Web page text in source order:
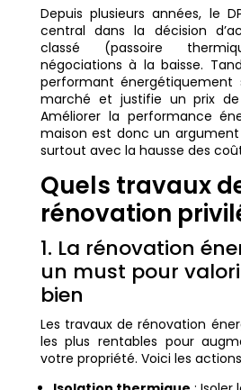
Depuis plusieurs années, le
central dans la décision
classé (passoire
négociations à la baisse.
performant énergétiquement
marché et justifie un prix
Améliorer la performance
maison est donc un
surtout avec la hausse des
Quels travaux
rénovation
1. La rénovation
un must pour
bien
Les travaux de rénovation
les plus rentables pour
votre propriété. Voici les